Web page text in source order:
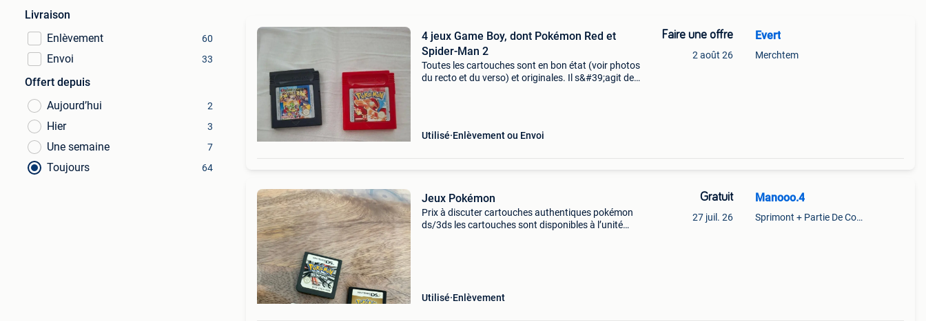
Livraison
Enlèvement
60
Envoi 33
Offert depuis
Aujourd’hui
2
Hier 3
Une semaine 7
Toujours 64
4 jeux Game Boy, dont Pokémon Red et
Spider-Man 2
Toutes les cartouches sont en bon état (voir photos
du recto et du verso) et originales. Il s&#39;agit des
Utilisé Enlèvement ou Envoi
Faire une offre
2 août 26
Evert
Merchtem
Jeux Pokémon
Prix à discuter cartouches authentiques pokémon
ds/3ds les cartouches sont disponibles à l’unité
Utilisé Enlèvement
Gratuit
27 juil. 26
Manooo.4
Sprimont + Partie De Comblain-Au-Pont